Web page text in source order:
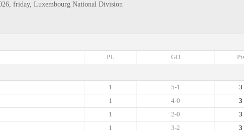
friday, Luxembourg National Division
GD
PL
3
5-1
1
3
4-0
1
3
2-0
1
3
3-2
1